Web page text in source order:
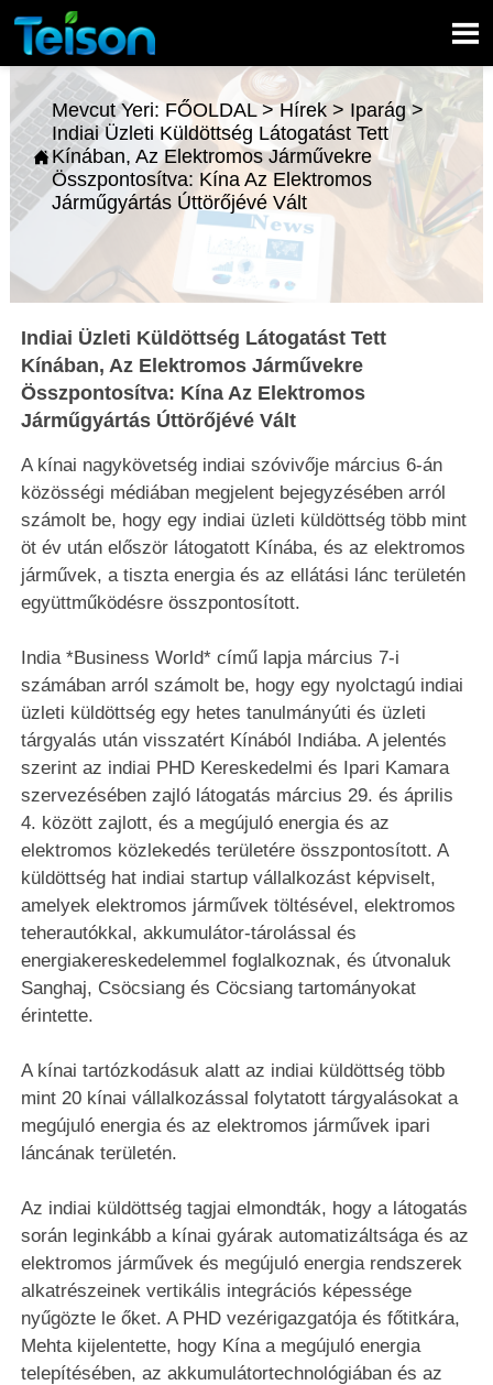


Mevcut Yeri: FŐOLDAL>Hírek> Iparág>
Indiai Üzleti Küldöttség Látogatást Tett
Kínában, Az Elektromos Járművekre
Összpontosítva: Kína Az Elektromos
Járműgyártás Úttörőjévé Vált
Indiai Üzleti Küldöttség Látogatást Tett
Kínában, Az Elektromos Járművekre
Összpontosítva: Kína Az Elektromos
Járműgyártás Úttörőjévé Vált
A kínai nagykövetség indiai szóvivője március 6-án
közösségi médiában megjelent bejegyzésében arról
számolt be, hogy egy indiai üzleti küldöttség több mint
öt év után először látogatott Kínába, és az elektromos
járművek, a tiszta energia és az ellátási lánc területén
együttműködésre összpontosított.
India *Business World* című lapja március 7-i
számában arról számolt be, hogy egy nyolctagú indiai
üzleti küldöttség egy hetes tanulmányúti és üzleti
tárgyalás után visszatért Kínából Indiába. A jelentés
szerint az indiai PHD Kereskedelmi és Ipari Kamara
szervezésében zajló látogatás március 29. és április
4. között zajlott, és a megújuló energia és az
elektromos közlekedés területére összpontosított. A
küldöttség hat indiai startup vállalkozást képviselt,
amelyek elektromos járművek töltésével, elektromos
teherautókkal, akkumulátor-tárolással és
energiakereskedelemmel foglalkoznak, és útvonaluk
Sanghaj, Csöcsiang és Cöcsiang tartományokat
érintette.
A kínai tartózkodásuk alatt az indiai küldöttség több
mint 20 kínai vállalkozással folytatott tárgyalásokat a
megújuló energia és az elektromos járművek ipari
láncának területén.
Az indiai küldöttség tagjai elmondták, hogy a látogatás
során leginkább a kínai gyárak automatizáltsága és az
elektromos járművek és megújuló energia rendszerek
alkatrészeinek vertikális integrációs képessége
nyűgözte le őket. A PHD vezérigazgatója és főtitkára,
Mehta kijelentette, hogy Kína a megújuló energia
telepítésében, az akkumulátortechnológiában és az